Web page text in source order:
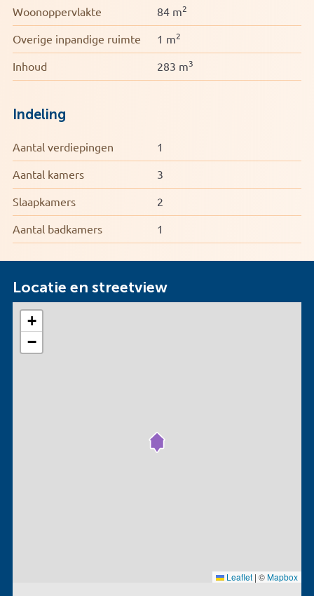
Woonoppervlakte 84 m2
Overige inpandige ruimte 1 m2
Inhoud 283 m3
Indeling
Aantal verdiepingen 1
Aantal kamers 3
Slaapkamers 2
Aantal badkamers 1
Locatie en streetview
+
−
Leaflet | ©Mapbox